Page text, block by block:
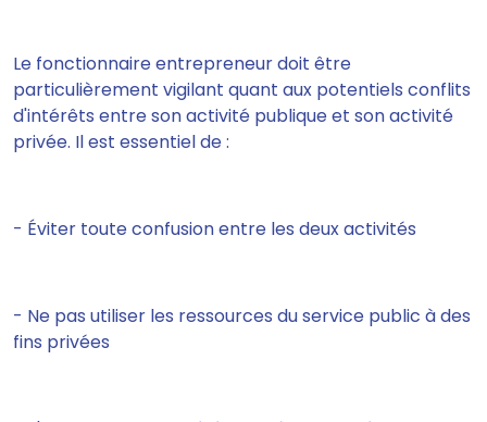
Le fonctionnaire entrepreneur doit être
particulièrement vigilant quant aux potentiels conflits
d'intérêts entre son activité publique et son activité
privée. Il est essentiel de :
- Éviter toute confusion entre les deux activités
- Ne pas utiliser les ressources du service public à des
fins privées